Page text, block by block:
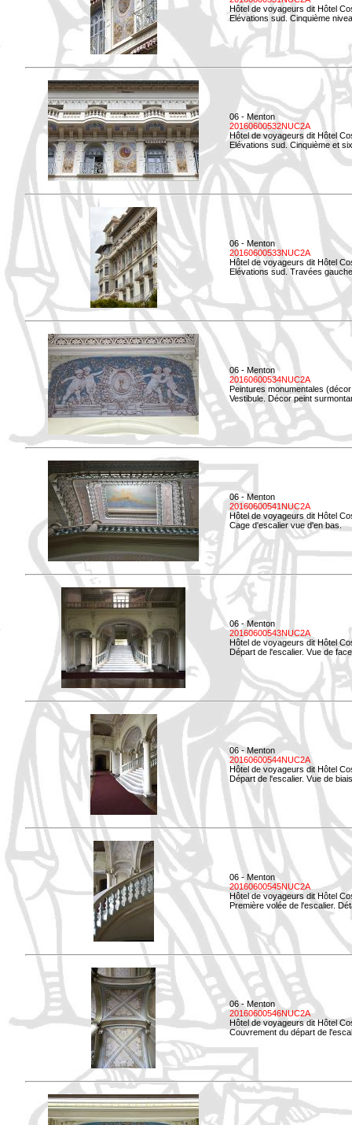
Hôtel de voyageurs dit Hôtel
Elévations sud. Cinquième
06 - Menton
20160600532NUC2A
Hôtel de voyageurs dit Hôtel
Elévations sud. Cinquième et
06 - Menton
20160600533NUC2A
Hôtel de voyageurs dit Hôtel
Elévations sud. Travées
06 - Menton
20160600534NUC2A
Peintures monumentales
Vestibule. Décor peint
06 - Menton
20160600541NUC2A
Hôtel de voyageurs dit Hôtel
Cage d'escalier vue d'en bas.
06 - Menton
20160600543NUC2A
Hôtel de voyageurs dit Hôtel
Départ de l'escalier. Vue de
06 - Menton
20160600544NUC2A
Hôtel de voyageurs dit Hôtel
Départ de l'escalier. Vue de
06 - Menton
20160600545NUC2A
Hôtel de voyageurs dit Hôtel
Première volée de l'escalier.
06 - Menton
20160600546NUC2A
Hôtel de voyageurs dit Hôtel
Couvrement du départ de